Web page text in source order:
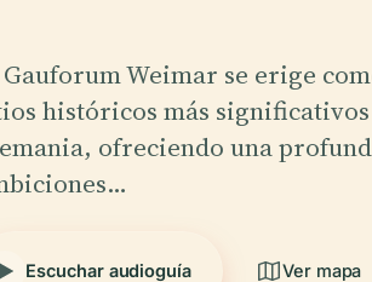
Weimar se erige
históricos más
ofreciendo una
Escuchar audioguía Ver mapa